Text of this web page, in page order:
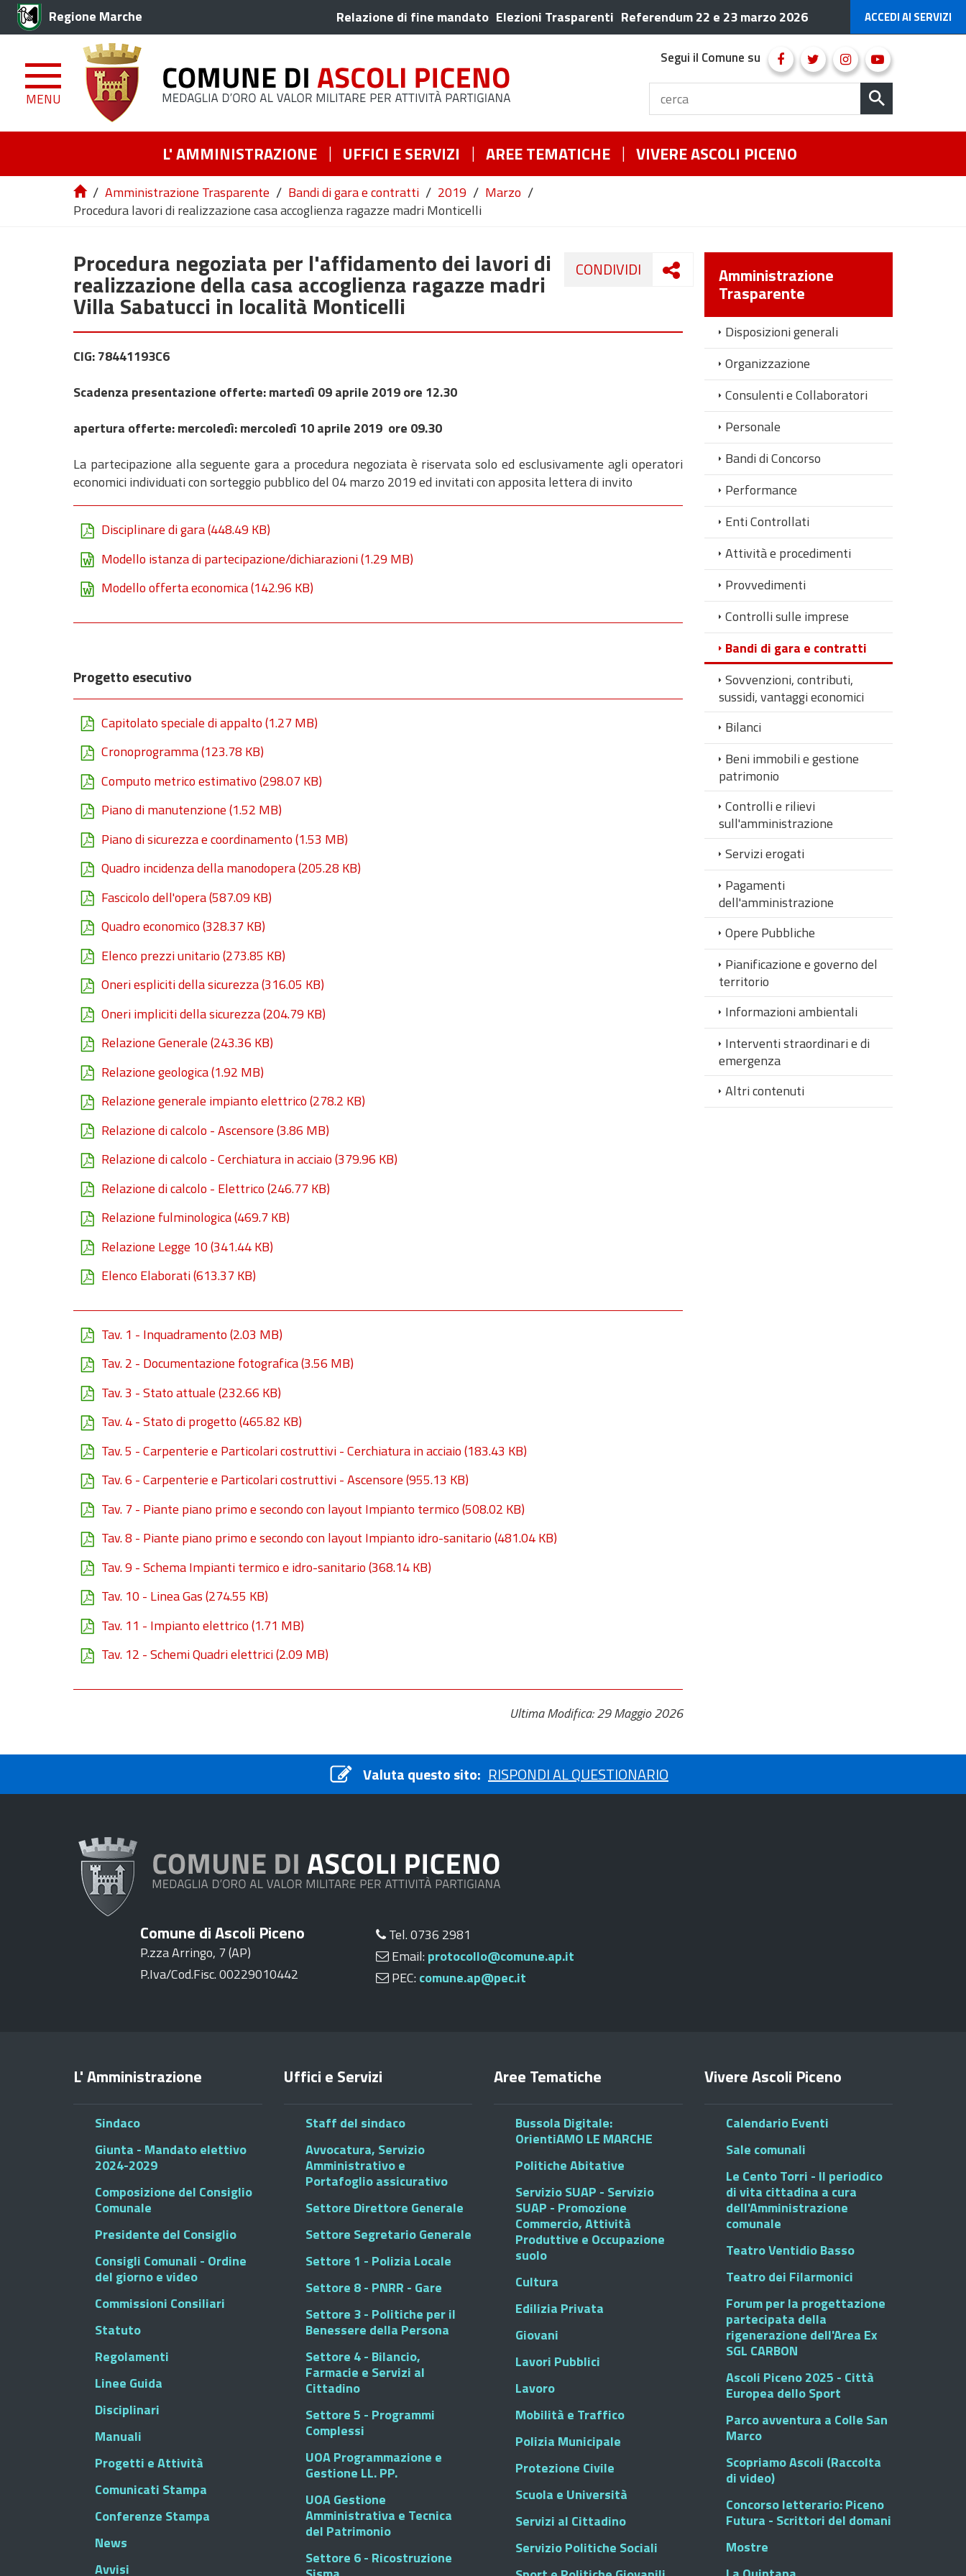
Regione Marche Relazione di fine mandato Elezioni Trasparenti Referendum 22 e 23 marzo 2026 ACCEDI AI SERVIZI
MENU
Segui il Comune su
L' AMMINISTRAZIONE UFFICI E SERVIZI AREE TEMATICHE VIVERE ASCOLI PICENO
/ Amministrazione Trasparente / Bandi di gara e contratti / 2019 / Marzo /
Procedura lavori di realizzazione casa accoglienza ragazze madri Monticelli
CONDIVIDI
Procedura negoziata per l'affidamento dei lavori di
realizzazione della casa accoglienza ragazze madri
Villa Sabatucci in località Monticelli
CIG:78441193C6
Scadenza presentazione offerte: martedì 09 aprile 2019 ore 12.30
apertura offerte: mercoledì: mercoledì 10 aprile 2019 ore 09.30
La partecipazione alla seguente gara a procedura negoziata è riservata solo ed esclusivamente agli operatori
economici individuati con sorteggio pubblico del 04 marzo 2019 ed invitati con apposita lettera di invito
Disciplinare di gara(448.49 KB)
Modello istanza di partecipazione/dichiarazioni(1.29 MB)
Modello offerta economica(142.96 KB)
Progetto esecutivo
Capitolato speciale di appalto(1.27 MB)
Cronoprogramma(123.78 KB)
Computo metrico estimativo(298.07 KB)
Piano di manutenzione(1.52 MB)
Piano di sicurezza e coordinamento(1.53 MB)
Quadro incidenza della manodopera(205.28 KB)
Fascicolo dell'opera(587.09 KB)
Quadro economico(328.37 KB)
Elenco prezzi unitario(273.85 KB)
Oneri espliciti della sicurezza(316.05 KB)
Oneri impliciti della sicurezza(204.79 KB)
Relazione Generale(243.36 KB)
Relazione geologica(1.92 MB)
Relazione generale impianto elettrico(278.2 KB)
Relazione di calcolo - Ascensore(3.86 MB)
Relazione di calcolo - Cerchiatura in acciaio(379.96 KB)
Relazione di calcolo - Elettrico(246.77 KB)
Relazione fulminologica(469.7 KB)
Relazione Legge 10(341.44 KB)
Elenco Elaborati(613.37 KB)
Tav. 1 - Inquadramento(2.03 MB)
Tav. 2 - Documentazione fotografica(3.56 MB)
Tav. 3 - Stato attuale(232.66 KB)
Tav. 4 - Stato di progetto(465.82 KB)
Tav. 5 - Carpenterie e Particolari costruttivi - Cerchiatura in acciaio(183.43 KB)
Tav. 6 - Carpenterie e Particolari costruttivi - Ascensore(955.13 KB)
Tav. 7 - Piante piano primo e secondo con layout Impianto termico(508.02 KB)
Tav. 8 - Piante piano primo e secondo con layout Impianto idro-sanitario(481.04 KB)
Tav. 9 - Schema Impianti termico e idro-sanitario(368.14 KB)
Tav. 10 - Linea Gas(274.55 KB)
Tav. 11 - Impianto elettrico(1.71 MB)
Tav. 12 - Schemi Quadri elettrici(2.09 MB)
Amministrazione
Trasparente
Disposizioni generali
Organizzazione
Consulenti e Collaboratori
Personale
Bandi di Concorso
Performance
Enti Controllati
Attività e procedimenti
Provvedimenti
Controlli sulle imprese
Bandi di gara e contratti
Sovvenzioni, contributi,
sussidi, vantaggi economici
Bilanci
Beni immobili e gestione
patrimonio
Controlli e rilievi
sull'amministrazione
Servizi erogati
Pagamenti
dell'amministrazione
Opere Pubbliche
Pianificazione e governo del
territorio
Informazioni ambientali
Interventi straordinari e di
emergenza
Altri contenuti
Ultima Modifica: 29 Maggio 2026
Valuta questo sito: RISPONDI AL QUESTIONARIO
Comune di Ascoli Piceno
P.zza Arringo, 7 (AP)
P.Iva/Cod.Fisc. 00229010442
Tel. 0736 2981
Email: protocollo@comune.ap.it
PEC: comune.ap@pec.it
L' Amministrazione
Sindaco
Giunta - Mandato elettivo
2024-2029
Composizione del Consiglio
Comunale
Presidente del Consiglio
Consigli Comunali - Ordine
del giorno e video
Commissioni Consiliari
Statuto
Regolamenti
Linee Guida
Disciplinari
Manuali
Progetti e Attività
Comunicati Stampa
Conferenze Stampa
News
Avvisi
Uffici e Servizi
Staff del sindaco
Avvocatura, Servizio
Amministrativo e
Portafoglio assicurativo
Settore Direttore Generale
Settore Segretario Generale
Settore 1 - Polizia Locale
Settore 8 - PNRR - Gare
Settore 3 - Politiche per il
Benessere della Persona
Settore 4 - Bilancio,
Farmacie e Servizi al
Cittadino
Settore 5 - Programmi
Complessi
UOA Programmazione e
Gestione LL. PP.
UOA Gestione
Amministrativa e Tecnica
del Patrimonio
Settore 6 - Ricostruzione
Aree Tematiche
Bussola Digitale:
OrientiAMO LE MARCHE
Politiche Abitative
Servizio SUAP - Servizio
SUAP - Promozione
Commercio, Attività
Produttive e Occupazione
suolo
Cultura
Edilizia Privata
Giovani
Lavori Pubblici
Lavoro
Mobilità e Traffico
Polizia Municipale
Protezione Civile
Scuola e Università
Servizi al Cittadino
Servizio Politiche Sociali
Vivere Ascoli Piceno
Calendario Eventi
Sale comunali
Le Cento Torri - Il periodico
di vita cittadina a cura
dell'Amministrazione
comunale
Teatro Ventidio Basso
Teatro dei Filarmonici
Forum per la progettazione
partecipata della
rigenerazione dell'Area Ex
SGL CARBON
Ascoli Piceno 2025 - Città
Europea dello Sport
Parco avventura a Colle San
Marco
Scopriamo Ascoli (Raccolta
di video)
Concorso letterario: Piceno
Futura - Scrittori del domani
Mostre